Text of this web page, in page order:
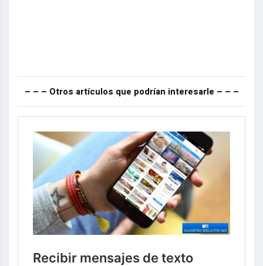
– – – Otros artículos que podrían interesarle – – –